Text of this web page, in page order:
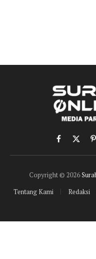
Facebook
X
Copyright © 2026
Tentang Kami
Redaksi